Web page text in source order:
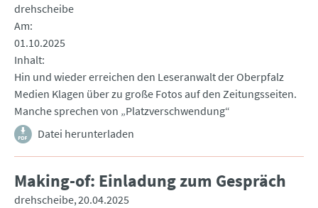
drehscheibe
Am
01.10.2025
Inhalt
Hin und wieder erreichen den Leseranwalt der Oberpfalz
Medien Klagen über zu große Fotos auf den Zeitungsseiten.
Manche sprechen von „Platzverschwendung“
Datei herunterladen
Making-of: Einladung zum Gespräch
drehscheibe 20.04.2025